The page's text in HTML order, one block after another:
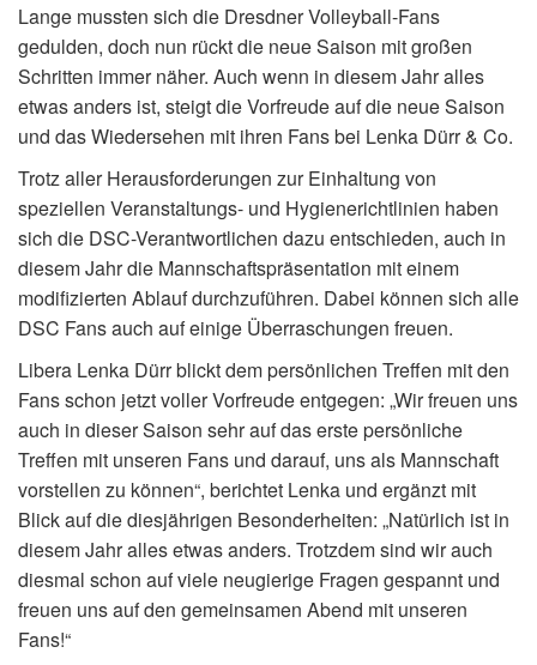
Lange mussten sich die Dresdner Volleyball-Fans
gedulden, doch nun rückt die neue Saison mit großen
Schritten immer näher. Auch wenn in diesem Jahr alles
etwas anders ist, steigt die Vorfreude auf die neue Saison
und das Wiedersehen mit ihren Fans bei Lenka Dürr & Co.
Trotz aller Herausforderungen zur Einhaltung von
speziellen Veranstaltungs- und Hygienerichtlinien haben
sich die DSC-Verantwortlichen dazu entschieden, auch in
diesem Jahr die Mannschaftspräsentation mit einem
modifizierten Ablauf durchzuführen. Dabei können sich alle
DSC Fans auch auf einige Überraschungen freuen.
Libera Lenka Dürr blickt dem persönlichen Treffen mit den
Fans schon jetzt voller Vorfreude entgegen: „Wir freuen uns
auch in dieser Saison sehr auf das erste persönliche
Treffen mit unseren Fans und darauf, uns als Mannschaft
vorstellen zu können“, berichtet Lenka und ergänzt mit
Blick auf die diesjährigen Besonderheiten: „Natürlich ist in
diesem Jahr alles etwas anders. Trotzdem sind wir auch
diesmal schon auf viele neugierige Fragen gespannt und
freuen uns auf den gemeinsamen Abend mit unseren
Fans!“